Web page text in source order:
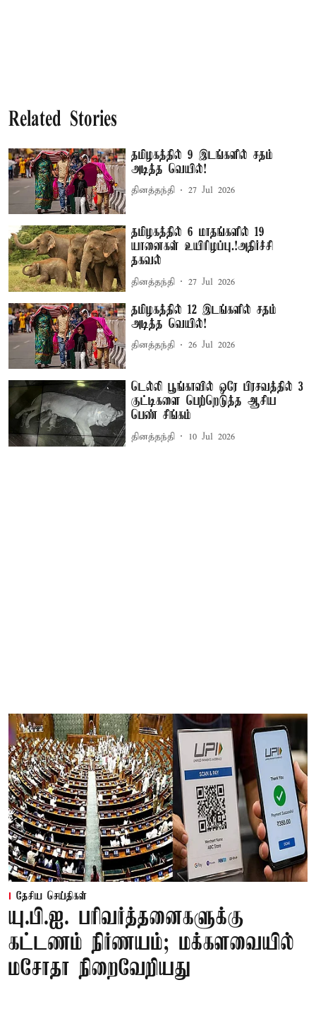
Related Stories
தமிழகத்தில் 9 இடங்களில் சதம்
அடித்த வெயில்!
தினத்தந்தி 27 Jul 2026
தமிழகத்தில் 6 மாதங்களில் 19
யானைகள் உயிரிழப்பு.!அதிர்ச்சி
தகவல்
தினத்தந்தி 27 Jul 2026
தமிழகத்தில் 12 இடங்களில் சதம்
அடித்த வெயில்!
தினத்தந்தி 26 Jul 2026
டெல்லி பூங்காவில் ஒரே பிரசவத்தில் 3
குட்டிகளை பெற்றெடுத்த ஆசிய
பெண் சிங்கம்
தினத்தந்தி 10 Jul 2026
தேசிய செய்திகள்
யு.பி.ஐ. பரிவர்த்தனைகளுக்கு
கட்டணம் நிர்ணயம்; மக்களவையில்
மசோதா நிறைவேறியது